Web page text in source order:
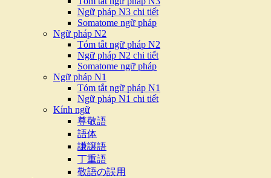
Ngữ pháp N3 chi tiết
Somatome ngữ pháp
Ngữ pháp N2
Tóm tắt ngữ pháp N2
Ngữ pháp N2 chi tiết
Somatome ngữ pháp
Ngữ pháp N1
Tóm tắt ngữ pháp N1
Ngữ pháp N1 chi tiết
Kính ngữ
尊敬語
語体
謙譲語
丁重語
敬語の誤用